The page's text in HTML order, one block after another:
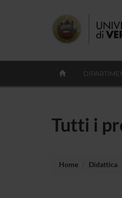
Tutti i
Home Didattica